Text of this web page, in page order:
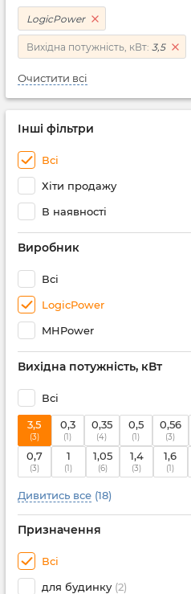
LogicPower
Вихідна потужність, кВт: 3,5
Очистити всі
Інші фільтри
Всі
Хіти продажу
В наявності
Виробник
Всі
LogicPower
MHPower
Вихідна потужність, кВт
Всі
3,5
(3)
0,3
(1)
0,35
(4)
0,5
(1)
0,56
(3)
0,7
(3)
1
(1)
1,05
(6)
1,4
(3)
1,6
(1)
Дивитись все (18)
Призначення
Всі
для будинку (2)